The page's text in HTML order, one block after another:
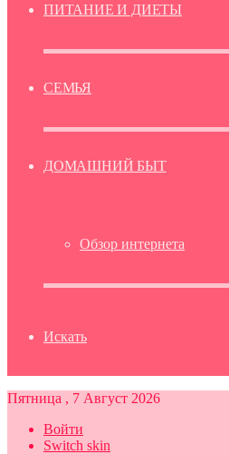
ПИТАНИЕ И ДИЕТЫ
СЕМЬЯ
ДОМАШНИЙ БЫТ
Обзор интернета
Искать
Пятница , 7 Август 2026
Войти
Switch skin